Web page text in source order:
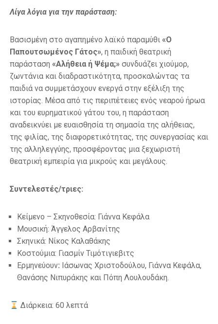
Λίγα λόγια για την παράσταση:
Βασισμένη στο αγαπημένο λαϊκό παραμύθι «Ο
Παπουτσωμένος Γάτος», η παιδική θεατρική
παράσταση «Αλήθεια ή Ψέμα;» συνδυάζει χιούμορ,
ζωντάνια και διαδραστικότητα, προσκαλώντας τα
παιδιά να συμμετάσχουν ενεργά στην εξέλιξη της
ιστορίας. Μέσα από τις περιπέτειες ενός νεαρού ήρωα
και του ευρηματικού γάτου του, η παράσταση
αναδεικνύει με ευαισθησία τη σημασία της αλήθειας,
της φιλίας, της διαφορετικότητας, της συνεργασίας και
της αλληλεγγύης, προσφέροντας μια ξεχωριστή
θεατρική εμπειρία για μικρούς και μεγάλους.
Συντελεστές/τριες:
Κείμενο – Σκηνοθεσία: Γιάννα Κεφάλα
Μουσική: Άγγελος Αρβανίτης
Σκηνικά: Νίκος Καλαθάκης
Κοστούμια: Γιασμίν Τιμότιγιεβιτς
Ερμηνεύουν: Ιάσωνας Χριστοδούλου, Γιάννα Κεφάλα,
Θανάσης Νιπυράκης και Πόπη Λουλουδάκη.
Διάρκεια: 60 λεπτά